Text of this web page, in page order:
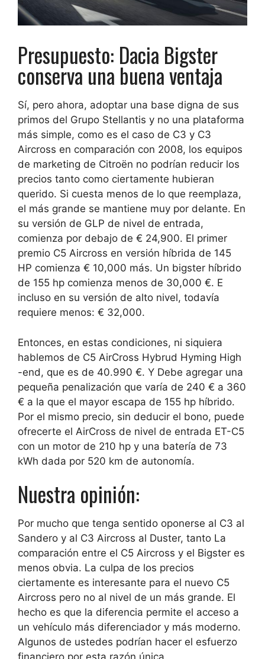
Presupuesto: Dacia Bigster
conserva una buena ventaja
Sí, pero ahora, adoptar una base digna de sus
primos del Grupo Stellantis y no una plataforma
más simple, como es el caso de C3 y C3
Aircross en comparación con 2008, los equipos
de marketing de Citroën no podrían reducir los
precios tanto como ciertamente hubieran
querido. Si cuesta menos de lo que reemplaza,
el más grande se mantiene muy por delante. En
su versión de GLP de nivel de entrada,
comienza por debajo de € 24,900. El primer
premio C5 Aircross en versión híbrida de 145
HP comienza € 10,000 más. Un bigster híbrido
de 155 hp comienza menos de 30,000 €. E
incluso en su versión de alto nivel, todavía
requiere menos: € 32,000.
Entonces, en estas condiciones, ni siquiera
hablemos de C5 AirCross Hybrud Hyming High
-end, que es de 40.990 €. Y Debe agregar una
pequeña penalización que varía de 240 € a 360
€ a la que el mayor escapa de 155 hp híbrido.
Por el mismo precio, sin deducir el bono, puede
ofrecerte el AirCross de nivel de entrada ET-C5
con un motor de 210 hp y una batería de 73
kWh dada por 520 km de autonomía.
Nuestra opinión:
Por mucho que tenga sentido oponerse al C3 al
Sandero y al C3 Aircross al Duster, tanto La
comparación entre el C5 Aircross y el Bigster es
menos obvia. La culpa de los precios
ciertamente es interesante para el nuevo C5
Aircross pero no al nivel de un más grande. El
hecho es que la diferencia permite el acceso a
un vehículo más diferenciador y más moderno.
Algunos de ustedes podrían hacer el esfuerzo
financiero por esta razón única.